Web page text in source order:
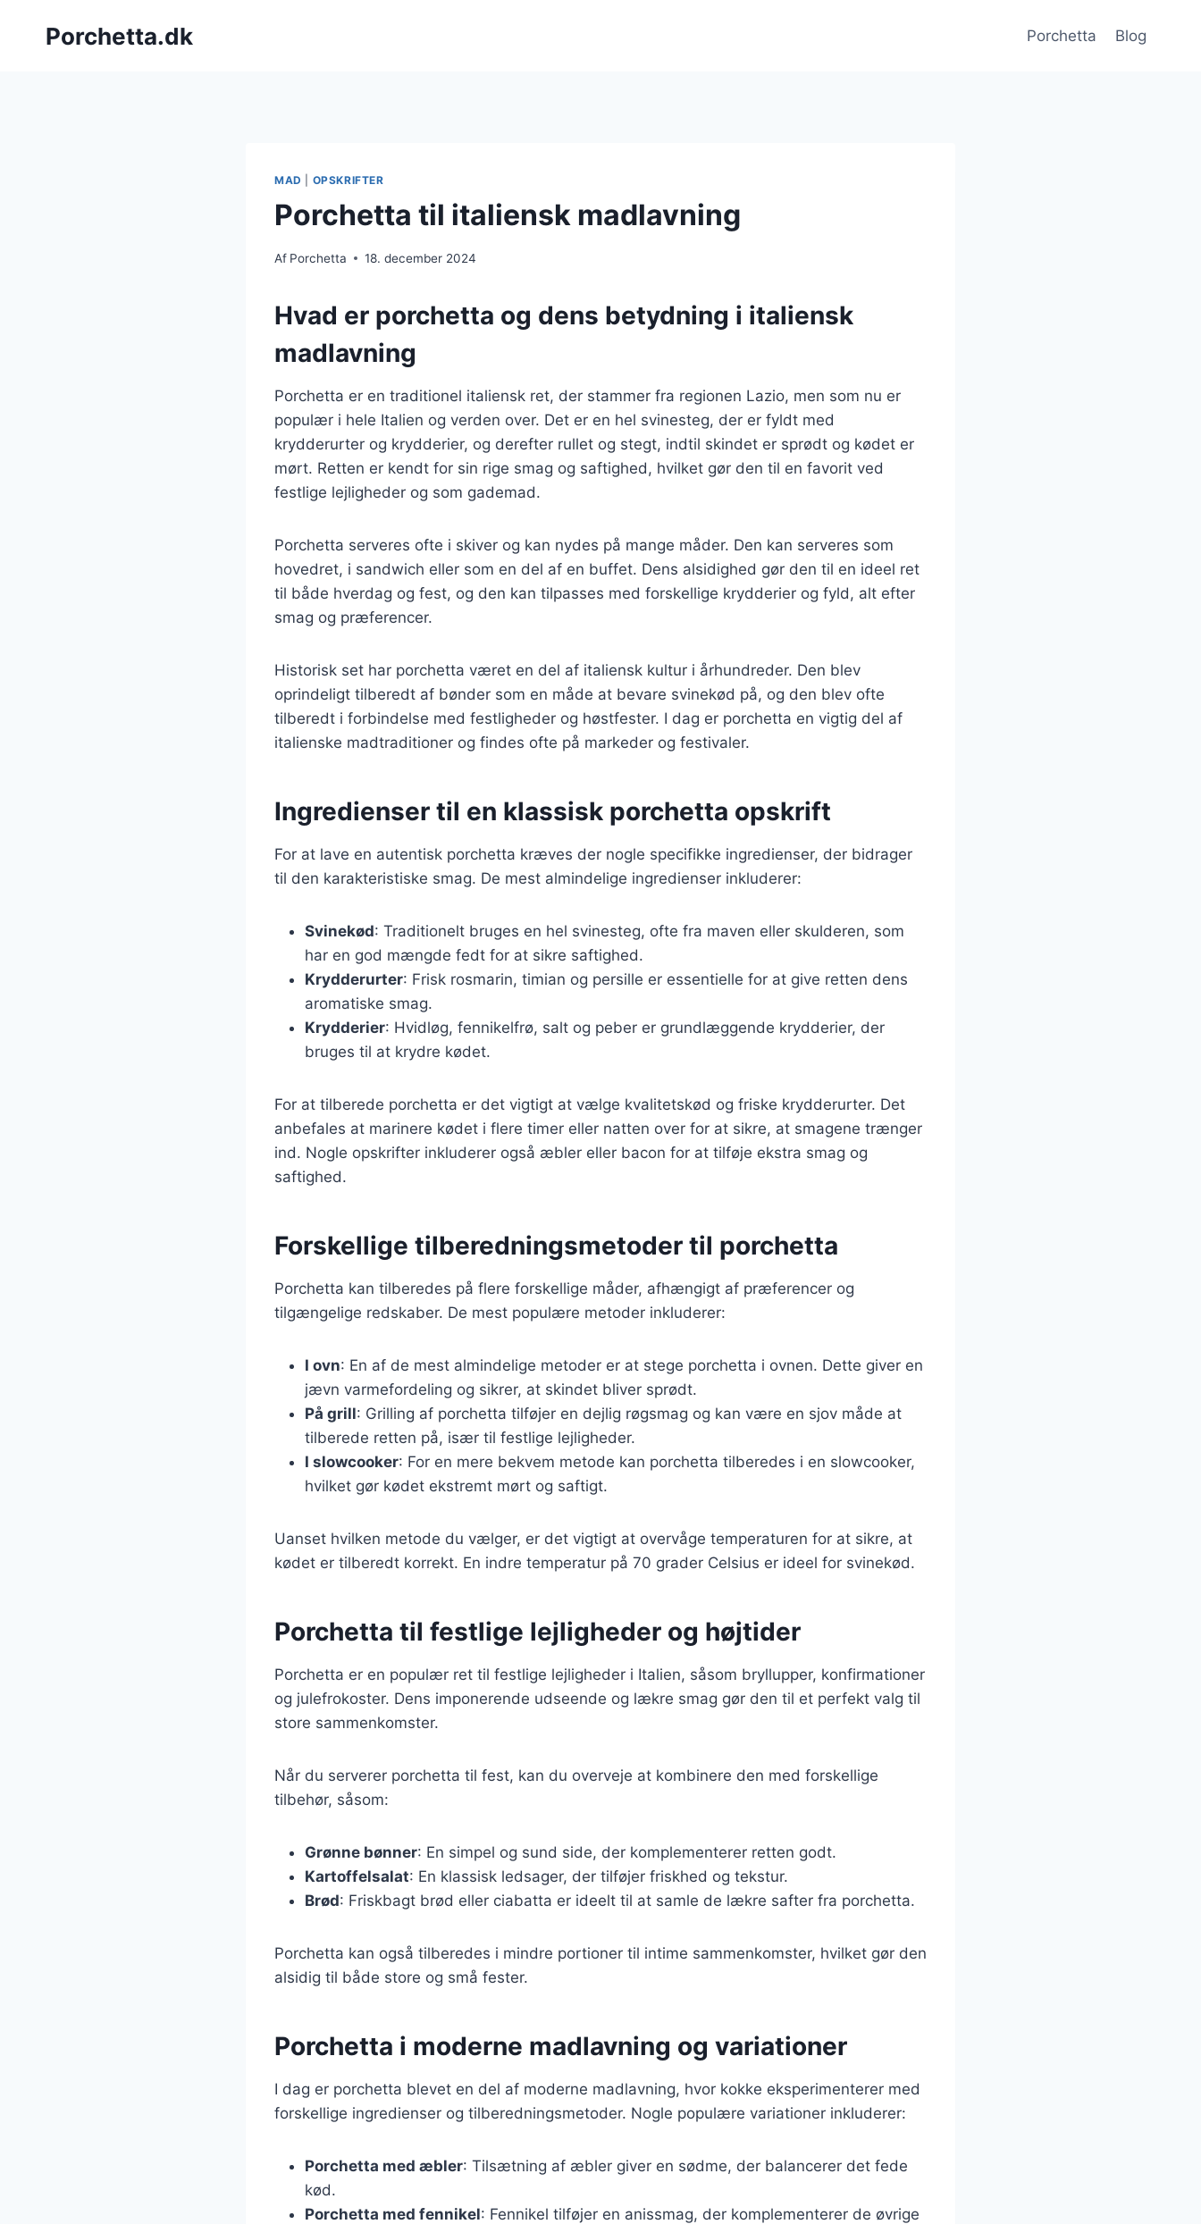
Porchetta.dk Porchetta Blog
MAD OPSKRIFTER
Porchetta til italiensk madlavning
Af Porchetta 18. december 2024
Hvad er porchetta og dens betydning i italiensk
madlavning
Porchetta er en traditionel italiensk ret, der stammer fra regionen Lazio, men som nu er
populær i hele Italien og verden over. Det er en hel svinesteg, der er fyldt med
krydderurter og krydderier, og derefter rullet og stegt, indtil skindet er sprødt og kødet er
mørt. Retten er kendt for sin rige smag og saftighed, hvilket gør den til en favorit ved
festlige lejligheder og som gademad.
Porchetta serveres ofte i skiver og kan nydes på mange måder. Den kan serveres som
hovedret, i sandwich eller som en del af en buffet. Dens alsidighed gør den til en ideel ret
til både hverdag og fest, og den kan tilpasses med forskellige krydderier og fyld, alt efter
smag og præferencer.
Historisk set har porchetta været en del af italiensk kultur i århundreder. Den blev
oprindeligt tilberedt af bønder som en måde at bevare svinekød på, og den blev ofte
tilberedt i forbindelse med festligheder og høstfester. I dag er porchetta en vigtig del af
italienske madtraditioner og findes ofte på markeder og festivaler.
Ingredienser til en klassisk porchetta opskrift
For at lave en autentisk porchetta kræves der nogle specifikke ingredienser, der bidrager
til den karakteristiske smag. De mest almindelige ingredienser inkluderer:
Svinekød: Traditionelt bruges en hel svinesteg, ofte fra maven eller skulderen, som
har en god mængde fedt for at sikre saftighed.
Krydderurter: Frisk rosmarin, timian og persille er essentielle for at give retten dens
aromatiske smag.
Krydderier: Hvidløg, fennikelfrø, salt og peber er grundlæggende krydderier, der
bruges til at krydre kødet.
For at tilberede porchetta er det vigtigt at vælge kvalitetskød og friske krydderurter. Det
anbefales at marinere kødet i flere timer eller natten over for at sikre, at smagene trænger
ind. Nogle opskrifter inkluderer også æbler eller bacon for at tilføje ekstra smag og
saftighed.
Forskellige tilberedningsmetoder til porchetta
Porchetta kan tilberedes på flere forskellige måder, afhængigt af præferencer og
tilgængelige redskaber. De mest populære metoder inkluderer:
I ovn: En af de mest almindelige metoder er at stege porchetta i ovnen. Dette giver en
jævn varmefordeling og sikrer, at skindet bliver sprødt.
På grill: Grilling af porchetta tilføjer en dejlig røgsmag og kan være en sjov måde at
tilberede retten på, især til festlige lejligheder.
I slowcooker: For en mere bekvem metode kan porchetta tilberedes i en slowcooker,
hvilket gør kødet ekstremt mørt og saftigt.
Uanset hvilken metode du vælger, er det vigtigt at overvåge temperaturen for at sikre, at
kødet er tilberedt korrekt. En indre temperatur på 70 grader Celsius er ideel for svinekød.
Porchetta til festlige lejligheder og højtider
Porchetta er en populær ret til festlige lejligheder i Italien, såsom bryllupper, konfirmationer
og julefrokoster. Dens imponerende udseende og lækre smag gør den til et perfekt valg til
store sammenkomster.
Når du serverer porchetta til fest, kan du overveje at kombinere den med forskellige
tilbehør, såsom:
Grønne bønner: En simpel og sund side, der komplementerer retten godt.
Kartoffelsalat: En klassisk ledsager, der tilføjer friskhed og tekstur.
Brød: Friskbagt brød eller ciabatta er ideelt til at samle de lækre safter fra porchetta.
Porchetta kan også tilberedes i mindre portioner til intime sammenkomster, hvilket gør den
alsidig til både store og små fester.
Porchetta i moderne madlavning og variationer
I dag er porchetta blevet en del af moderne madlavning, hvor kokke eksperimenterer med
forskellige ingredienser og tilberedningsmetoder. Nogle populære variationer inkluderer:
Porchetta med æbler: Tilsætning af æbler giver en sødme, der balancerer det fede
kød.
Porchetta med fennikel: Fennikel tilføjer en anissmag, der komplementerer de øvrige